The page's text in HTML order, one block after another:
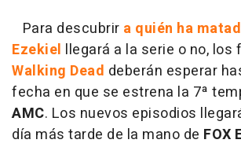
Para descubrir a quién ha
Ezekiel llegará a la serie o no, los
Walking Dead deberán esperar
fecha en que se estrena la 7ª
AMC. Los nuevos episodios
día más tarde de la mano de FOX